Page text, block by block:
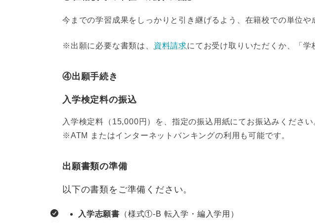
今までの学習成果をしっかりと引き継げるよう、在籍校での単位
※出願に必要な書類は、 資料請求にてお受け取りいただくか、「学
④出願手続き
入学検定料の振込
入学検定料（15,000円）を、指定の振込用紙にてお振込みください
※ATM またはインターネットバンキングの利用も可能です。
出願書類の準備
以下の書類をご準備ください。
入学志願書 （様式①-B 転入学・編入学用）